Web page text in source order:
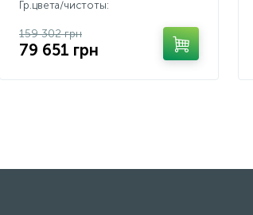
Гр.цвета/чистоты:
159 302 грн
79 651 грн